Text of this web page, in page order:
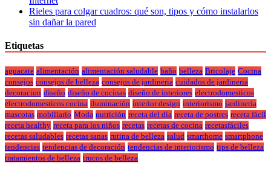
Rieles para colgar cuadros: qué son, tipos y cómo instalarlos
sin dañar la pared
Etiquetas
aguacate alimentación alimentación saludable baño belleza Bricolaje Cocina
consejos consejos de belleza consejos de jardineria cuidados de jardineria
decoracion diseño diseño de cocinas diseño de interiores electrodomesticos
electrodomesticos cocina iluminación interior design interiorismo jardineria
mascotas mobiliario Moda nutrición receta del día receta de postres receta fácil
receta healthy receta para los niños recetas recetas de cocina recetasfáciles
recetas saludables recetas sanas rutina de belleza salud smarthome smartphone
tendencias tendencias de decoración tendencias de interiorismo tips de belleza
tratamientos de belleza trucos de belleza